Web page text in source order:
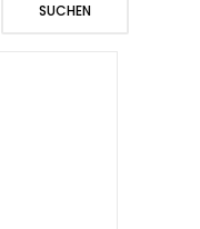
SUCHEN